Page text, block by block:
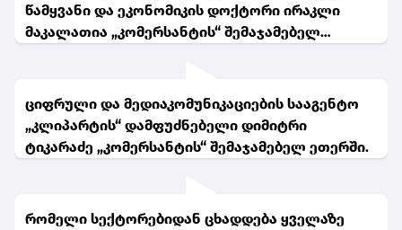
წამყვანი და ეკონომიკის დოქტორი ირაკლი
მაკალათია „კომერსანტის“ შემაჯამებელ
ციფრული და მედიაკომუნიკაციების სააგენტო
„კლიპარტის“ დამფუძნებელი დიმიტრი
ტიკარაძე „კომერსანტის“ შემაჯამებელ ეთერში.
რომელი სექტორებიდან ცხადდება ყველაზე